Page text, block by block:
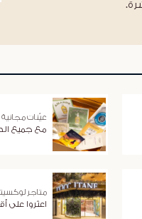
عيّنات مجانية
مع جميع
متاجر
اعثروا على